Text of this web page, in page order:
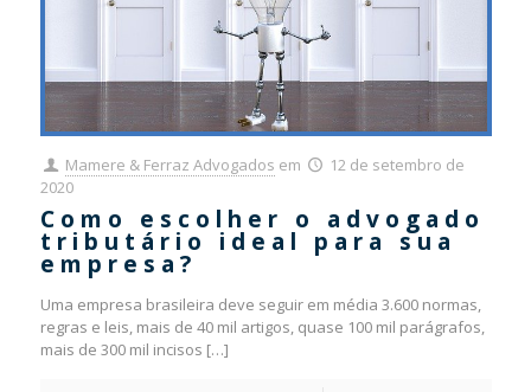
Mamere & Ferraz Advogados em
12 de setembro de
2020
Como escolher o advogado
tributário ideal para sua
empresa?
Uma empresa brasileira deve seguir em média 3.600 normas,
regras e leis, mais de 40 mil artigos, quase 100 mil parágrafos,
mais de 300 mil incisos […]